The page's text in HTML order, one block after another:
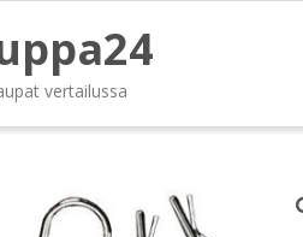
vertailussa